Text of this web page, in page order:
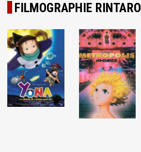
FILMOGRAPHIE RINTARO